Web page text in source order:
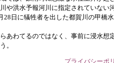
や洪水予報河川に指定されていない
28日に犠牲者を出した都賀川の甲橋
あわてるのではなく、事前に浸水
。
プライバシーポ